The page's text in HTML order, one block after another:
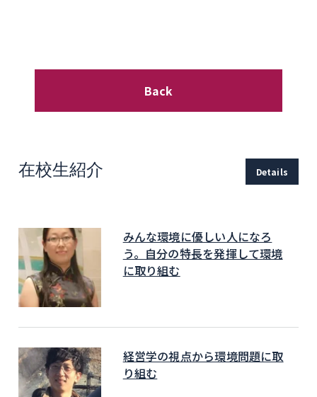
Back
在校生紹介 Details
みんな環境に優しい人になろ
う。自分の特長を発揮して環境
に取り組む
経営学の視点から環境問題に取
り組む